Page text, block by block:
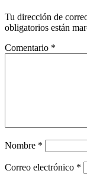
Tu dirección de
obligatorios están
Comentario *
Nombre *
Correo electrónico *